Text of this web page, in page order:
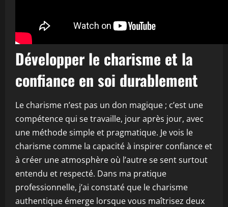
Développer le charisme et la
confiance en soi durablement
Le charisme n’est pas un don magique ; c’est une
compétence qui se travaille, jour après jour, avec
une méthode simple et pragmatique. Je vois le
charisme comme la capacité à inspirer confiance et
à créer une atmosphère où l’autre se sent surtout
entendu et respecté. Dans ma pratique
professionnelle, j’ai constaté que le charisme
authentique émerge lorsque vous maîtrisez deux